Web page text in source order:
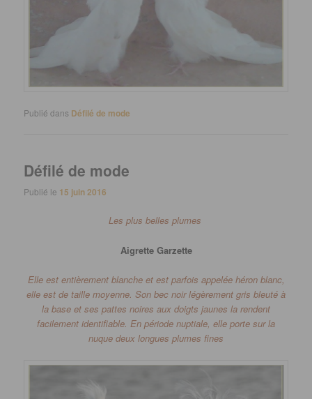
Publié dans Défilé de mode
Défilé de mode
Publié le 15 juin 2016
Les plus belles plumes
Aigrette Garzette
Elle est entièrement blanche et est parfois appelée héron blanc,
elle est de taille moyenne. Son bec noir légèrement gris bleuté à
la base et ses pattes noires aux doigts jaunes la rendent
facilement identifiable. En période nuptiale, elle porte sur la
nuque deux longues plumes fines